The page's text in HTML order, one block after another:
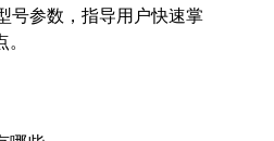
号参数，指导用户快速掌